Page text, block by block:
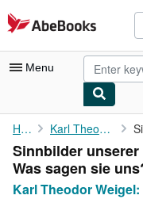
Skip to main content
AbeBooks.com
Menu
My Account
My Purchases
Advanced Search
Home Karl Theodor Weigel:
Sinnbilder unserer
Was sagen sie
Karl Theodor Weigel: